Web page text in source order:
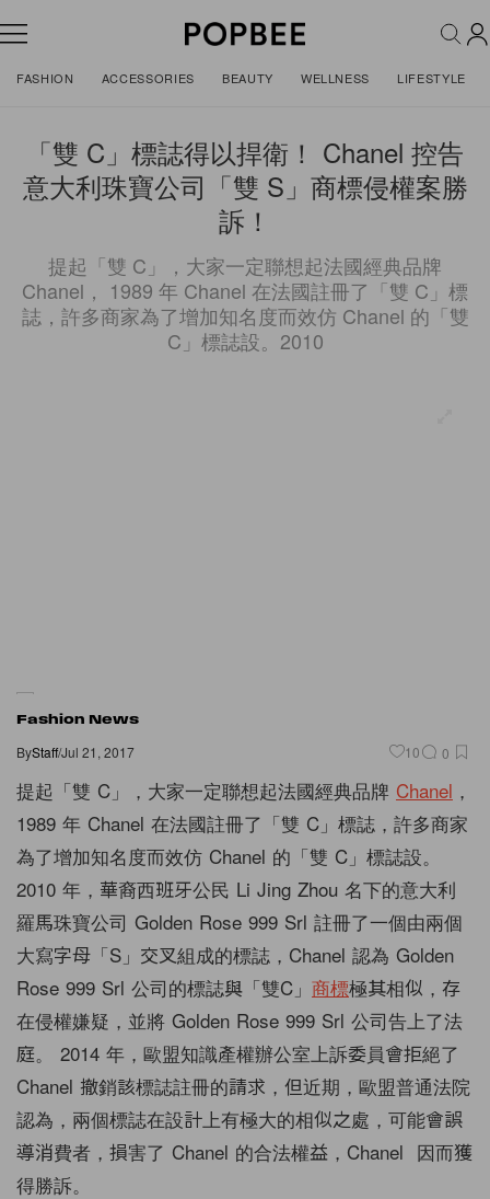
FASHION ACCESSORIES BEAUTY WELLNESS LIFESTYLE
「雙 C」標誌得以捍衛！ Chanel 控告
意大利珠寶公司「雙 S」商標侵權案勝
訴！
提起「雙 C」，大家一定聯想起法國經典品牌
Chanel， 1989 年 Chanel 在法國註冊了「雙 C」標
誌，許多商家為了增加知名度而效仿 Chanel 的「雙
C」標誌設。2010
Fashion News
ByStaff/Jul 21, 2017 10 0
提起「雙 C」，大家一定聯想起法國經典品牌 Chanel ，
1989 年 Chanel 在法國註冊了「雙 C」標誌，許多商家
為了增加知名度而效仿 Chanel 的「雙 C」標誌設。
2010 年，華裔西班牙公民 Li Jing Zhou 名下的意大利
羅馬珠寶公司 Golden Rose 999 Srl 註冊了一個由兩個
大寫字母「S」交叉組成的標誌，Chanel 認為 Golden
Rose 999 Srl 公司的標誌與「雙C」 商標極其相似，存
在侵權嫌疑，並將 Golden Rose 999 Srl 公司告上了法
庭。 2014 年，歐盟知識產權辦公室上訴委員會拒絕了
Chanel 撤銷該標誌註冊的請求，但近期，歐盟普通法院
認為，兩個標誌在設計上有極大的相似之處，可能會誤
導消費者，損害了 Chanel 的合法權益，Chanel 因而獲
得勝訴。